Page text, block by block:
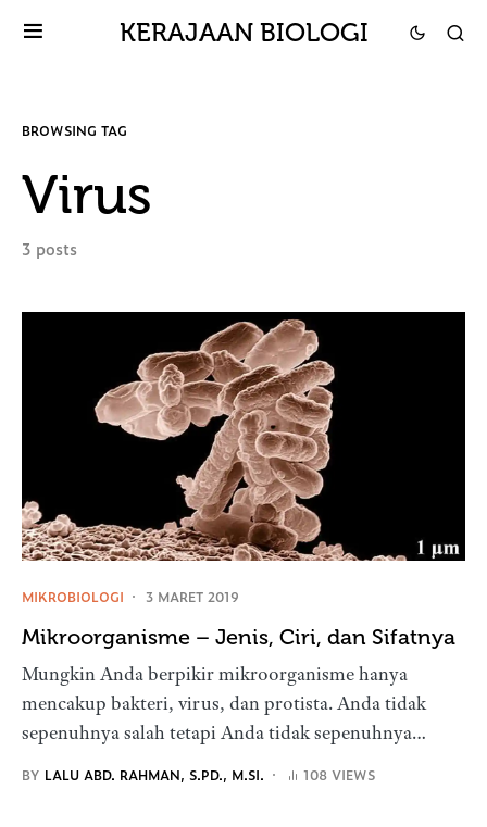
KERAJAAN BIOLOGI
BROWSING TAG
Virus
3 posts
MIKROBIOLOGI 3 MARET 2019
Mikroorganisme – Jenis, Ciri, dan Sifatnya
Mungkin Anda berpikir mikroorganisme hanya
mencakup bakteri, virus, dan protista. Anda tidak
sepenuhnya salah tetapi Anda tidak sepenuhnya…
BY LALU ABD. RAHMAN, S.PD., M.SI. 108 VIEWS